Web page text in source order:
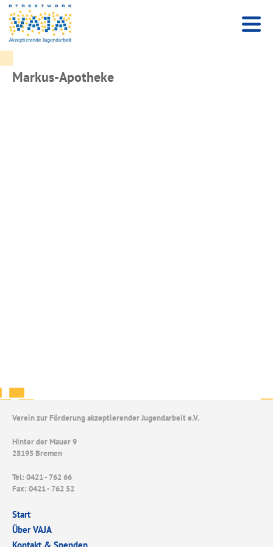
Markus-Apotheke
Verein zur Förderung akzeptierender Jugendarbeit e.V.
Hinter der Mauer 9
28195 Bremen
Tel: 0421 - 762 66
Fax: 0421 - 762 52
Start
Über VAJA